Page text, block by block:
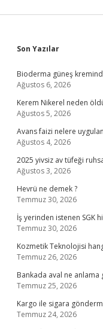
Sidebar
Son Yazılar
Bioderma güneş
Ağustos 6, 2026
Kerem Nikerel neden
Ağustos 5, 2026
Avans faizi nelere
Ağustos 4, 2026
2025 yivsiz av tüfeği
Ağustos 3, 2026
Hevrü ne demek ?
Temmuz 30, 2026
İş yerinden istenen SGK
Temmuz 30, 2026
Kozmetik Teknolojisi
Temmuz 26, 2026
Bankada aval ne anlama
Temmuz 25, 2026
Kargo ile sigara
Temmuz 24, 2026